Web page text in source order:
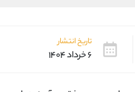
تاریخ انتشار
۶ خرداد ۱۴۰۴